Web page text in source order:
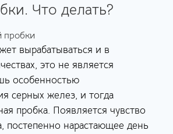
Что делать?
вырабатываться и в
это не является
особенностью
серных желез, и тогда
пробка. Появляется чувство
постепенно нарастающее день